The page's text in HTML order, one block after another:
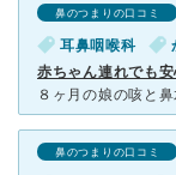
鼻のつまりの口コミ
耳鼻咽喉科
赤ちゃん連れでも
鼻のつまりの口コミ